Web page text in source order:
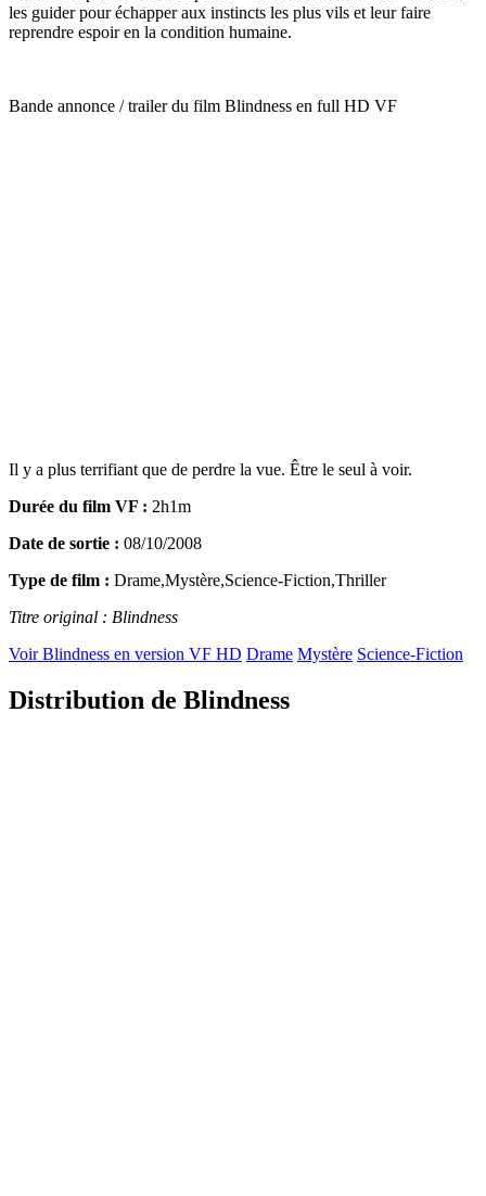
les guider pour échapper aux instincts les plus vils et leur faire
reprendre espoir en la condition humaine.
Bande annonce / trailer du film Blindness en full HD VF
Il y a plus terrifiant que de perdre la vue. Être le seul à voir.
Durée du film VF : 2h1m
Date de sortie : 08/10/2008
Type de film : Drame,Mystère,Science-Fiction,Thriller
Titre original : Blindness
Voir Blindness en version VF HD Drame Mystère Science-Fiction
Distribution de Blindness